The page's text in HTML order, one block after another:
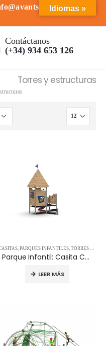
Contáctanos
(+34) 934 653 126
Torres y estructuras
PARQUES INFANTILES
, PARQUES INFANTILES, TORRES Y ESTRUCTURAS
Parque Infantil: Casita CASTILLO 09.25.125
LEER MÁS
Idiomas »